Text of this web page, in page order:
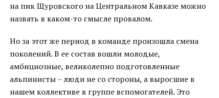
на пик Щуровского на Центральном Кавказе можно
назвать в каком-то смысле провалом.
Но за этот же период в команде произошла смена
поколений. В ее состав вошли молодые,
амбициозные, великолепно подготовленные
альпинисты – люди не со стороны, а выросшие в
нашем коллективе в группе вспомогателей. Это